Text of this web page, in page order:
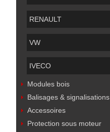
RENAULT
VW
IVECO
Modules bois
Balisages & signalisations
Accessoires
Protection sous moteur